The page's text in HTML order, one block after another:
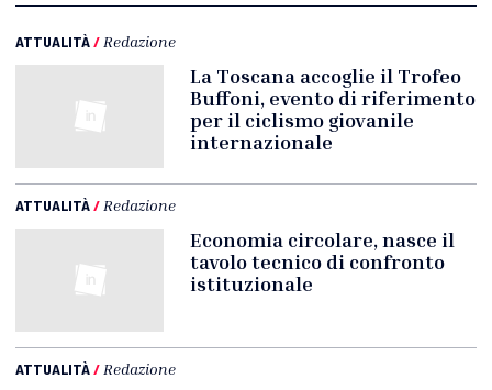
ATTUALITÀ/ Redazione
La Toscana accoglie il Trofeo
Buffoni, evento di riferimento
per il ciclismo giovanile
internazionale
ATTUALITÀ/ Redazione
Economia circolare, nasce il
tavolo tecnico di confronto
istituzionale
ATTUALITÀ/ Redazione